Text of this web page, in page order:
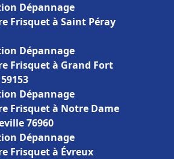
Dépannage
Frisquet à Saint Péray
Dépannage
Frisquet à Grand Fort
Dépannage
Frisquet à Notre Dame
76960
Dépannage
Frisquet à Évreux